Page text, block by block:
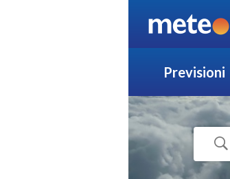
Previsioni